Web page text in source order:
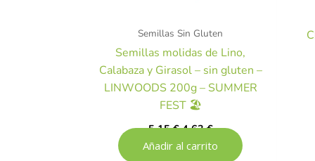
Semillas Sin Gluten
Semillas molidas de Lino,
Calabaza y Girasol – sin gluten –
LINWOODS 200g – SUMMER
FEST 🏖️
5,15€ 4,63€
Añadir al carrito